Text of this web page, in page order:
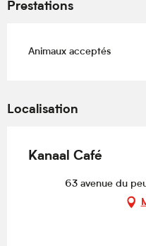
Prestations
Animaux acceptés
Localisation
Kanaal Café
63 avenue du